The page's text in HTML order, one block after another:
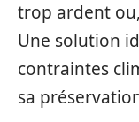
trop ardent
Une solution
contraintes
sa